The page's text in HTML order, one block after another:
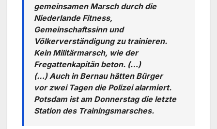
gemeinsamen Marsch durch die
Niederlande Fitness,
Gemeinschaftssinn und
Völkerverständigung zu trainieren.
Kein Militärmarsch, wie der
Fregattenkapitän beton. (…)
(…) Auch in Bernau hätten Bürger
vor zwei Tagen die Polizei alarmiert.
Potsdam ist am Donnerstag die letzte
Station des Trainingsmarsches.